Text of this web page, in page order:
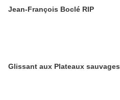
Jean-François Boclé RIP
Glissant aux Plateaux sauvages